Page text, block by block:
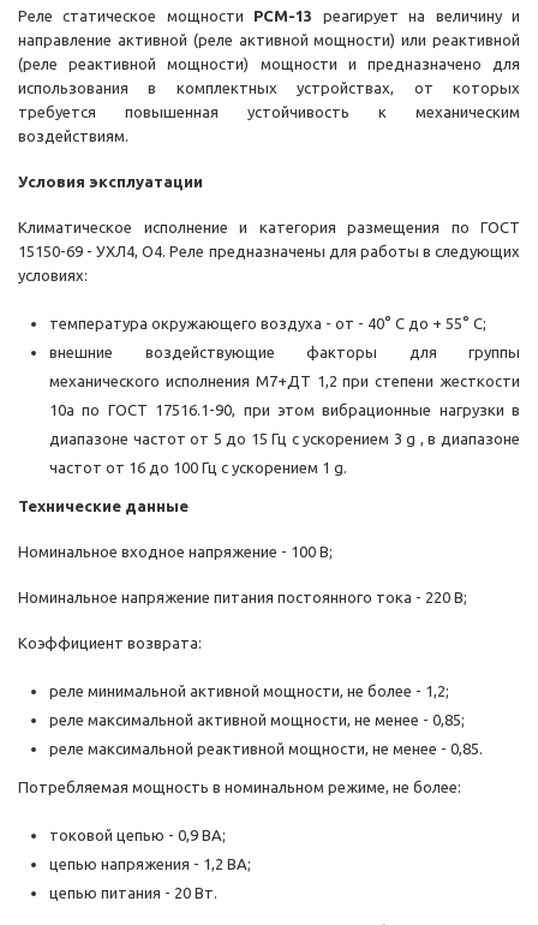
Реле статическое мощности РСМ-13 реагирует на величину и
направление активной (реле активной мощности) или реактивной
(реле реактивной мощности) мощности и предназначено для
использования в комплектных устройствах, от которых
требуется повышенная устойчивость к механическим
воздействиям.
Условия эксплуатации
Климатическое исполнение и категория размещения по ГОСТ
15150-69 - УХЛ4, О4. Реле предназначены для работы в следующих
условиях:
температура окружающего воздуха - от - 40° С до + 55° С;
внешние воздействующие факторы для группы
механического исполнения М7+ДТ 1,2 при степени жесткости
10а по ГОСТ 17516.1-90, при этом вибрационные нагрузки в
диапазоне частот от 5 до 15 Гц с ускорением 3 g , в диапазоне
частот от 16 до 100 Гц с ускорением 1 g.
Технические данные
Номинальное входное напряжение - 100 В;
Номинальное напряжение питания постоянного тока - 220 В;
Коэффициент возврата:
реле минимальной активной мощности, не более - 1,2;
реле максимальной активной мощности, не менее - 0,85;
реле максимальной реактивной мощности, не менее - 0,85.
Потребляемая мощность в номинальном режиме, не более:
токовой цепью - 0,9 ВА;
цепью напряжения - 1,2 ВА;
цепью питания - 20 Вт.